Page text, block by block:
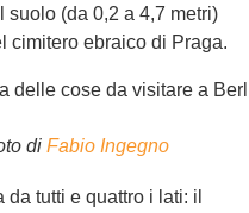
(da 0,2 a 4,7 metri)
cimitero ebraico di Praga.
di Fabio Ingegno
tutti e quattro i lati: il